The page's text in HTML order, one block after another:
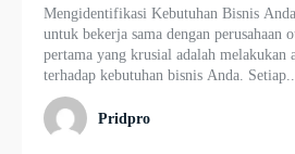
Mengidentifikasi Kebutuhan Bisnis
untuk bekerja sama dengan perusahaan
pertama yang krusial adalah melakukan
terhadap kebutuhan bisnis Anda. Setiap...
Pridpro